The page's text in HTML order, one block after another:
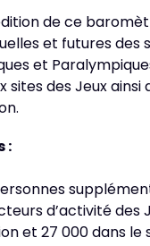
de ce
et futures
et
sites des Jeux
:
d’activité des
et 27 000 dans le